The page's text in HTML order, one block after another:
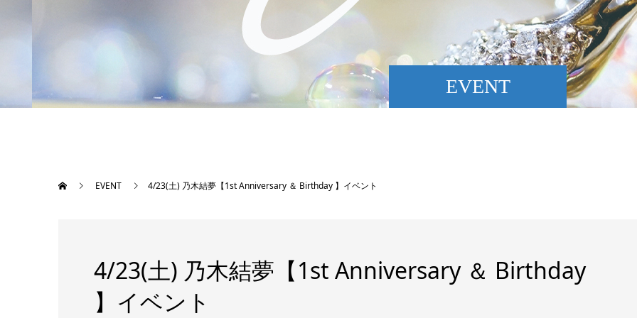
EVENT
EVENT 4/23(土) 乃木結夢【1st Anniversary ＆ Birthday 】イベント
4/23(土) 乃木結夢【1st Anniversary ＆ Birthday
】イベント